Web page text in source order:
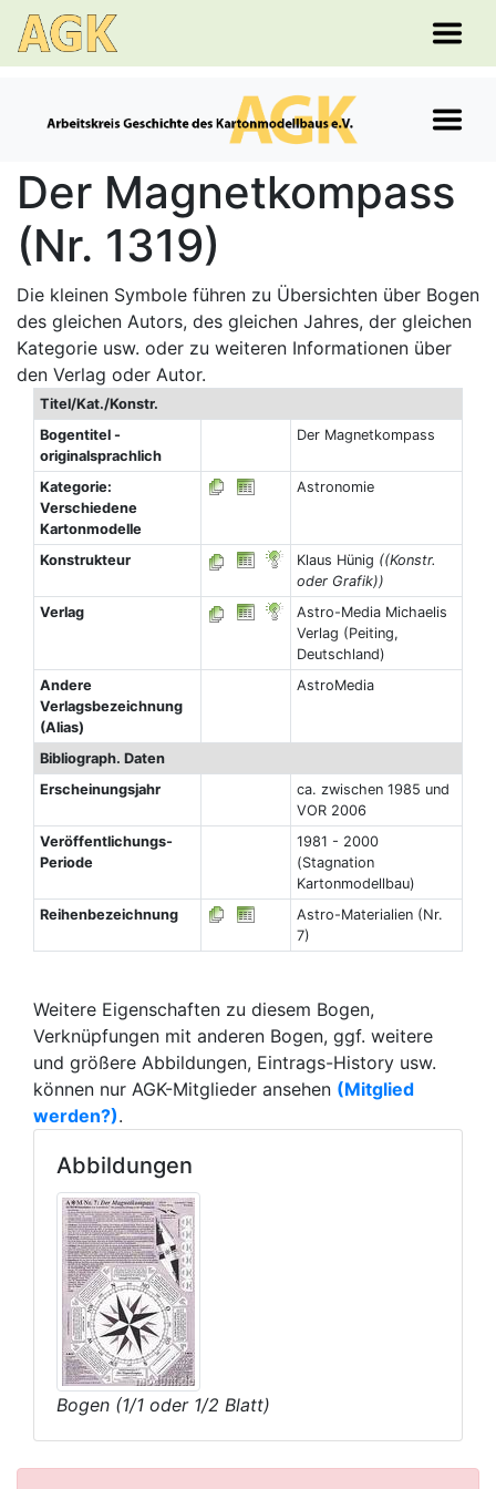
Der Magnetkompass
(Nr. 1319)
Die kleinen Symbole führen zu Übersichten über Bogen
des gleichen Autors, des gleichen Jahres, der gleichen
Kategorie usw. oder zu weiteren Informationen über
den Verlag oder Autor.
Titel/Kat./Konstr.
Bogentitel -
originalsprachlich
Der Magnetkompass
Kategorie:
Verschiedene
Kartonmodelle
Astronomie
Konstrukteur Klaus Hünig ((Konstr.
oder Grafik))
Verlag
Astro-Media Michaelis
Verlag (Peiting,
Deutschland)
Andere
Verlagsbezeichnung
(Alias)
AstroMedia
Bibliograph. Daten
Erscheinungsjahr
ca. zwischen 1985 und
VOR 2006
Veröffentlichungs-
Periode
1981 - 2000
(Stagnation
Kartonmodellbau)
Reihenbezeichnung
Astro-Materialien (Nr.
7)
Weitere Eigenschaften zu diesem Bogen,
Verknüpfungen mit anderen Bogen, ggf. weitere
und größere Abbildungen, Eintrags-History usw.
können nur AGK-Mitglieder ansehen (Mitglied
werden?).
Abbildungen
Bogen (1/1 oder 1/2 Blatt)